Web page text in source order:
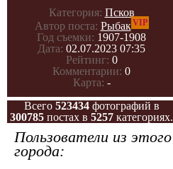
Категория: Псков
Автор поста: РыбакVIP
Год съемки: 1907-1908
Дата: 02.07.2023 07:35
Рейтинг: 0
Комментарии: 0
Карта: -
Всего 523434фотографий в
300785 постах в 5257 категориях.
Пользователи из этого
города: